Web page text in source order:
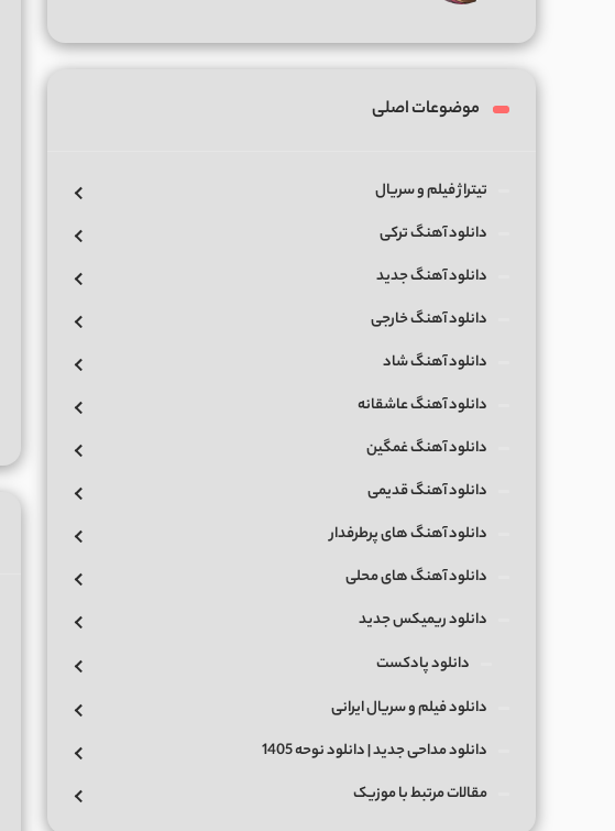
موضوعات اصلی
تیتراژ فیلم و سریال
دانلود آهنگ ترکی
دانلود آهنگ جدید
دانلود آهنگ خارجی
دانلود آهنگ شاد
دانلود آهنگ عاشقانه
دانلود آهنگ غمگین
دانلود آهنگ قدیمی
دانلود آهنگ های پرطرفدار
دانلود آهنگ های محلی
دانلود ریمیکس جدید
دانلود پادکست
دانلود فیلم و سریال ایرانی
دانلود مداحی جدید | دانلود نوحه 1405
مقالات مرتبط با موزیک